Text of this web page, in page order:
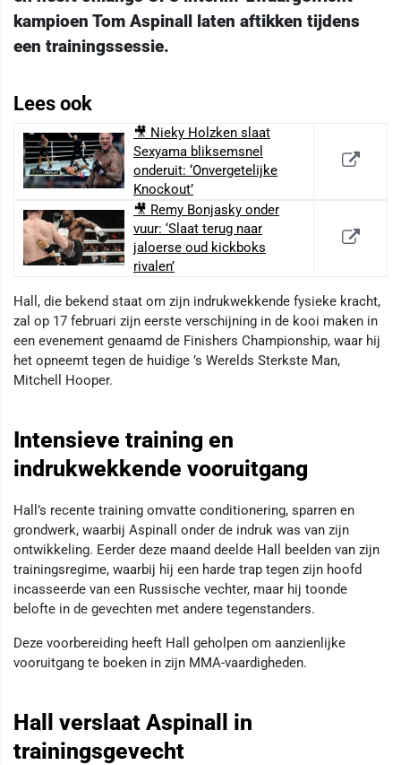
kampioen Tom Aspinall laten aftikken tijdens
een trainingssessie.
Lees ook
🎥 Nieky Holzken slaat
Sexyama bliksemsnel
onderuit: ‘Onvergetelijke
Knockout’
🎥 Remy Bonjasky onder
vuur: ‘Slaat terug naar
jaloerse oud kickboks
rivalen’
Hall, die bekend staat om zijn indrukwekkende fysieke kracht,
zal op 17 februari zijn eerste verschijning in de kooi maken in
een evenement genaamd de Finishers Championship, waar hij
het opneemt tegen de huidige ’s Werelds Sterkste Man,
Mitchell Hooper.
Intensieve training en
indrukwekkende vooruitgang
Hall’s recente training omvatte conditionering, sparren en
grondwerk, waarbij Aspinall onder de indruk was van zijn
ontwikkeling. Eerder deze maand deelde Hall beelden van zijn
trainingsregime, waarbij hij een harde trap tegen zijn hoofd
incasseerde van een Russische vechter, maar hij toonde
belofte in de gevechten met andere tegenstanders.
Deze voorbereiding heeft Hall geholpen om aanzienlijke
vooruitgang te boeken in zijn MMA-vaardigheden.
Hall verslaat Aspinall in
trainingsgevecht